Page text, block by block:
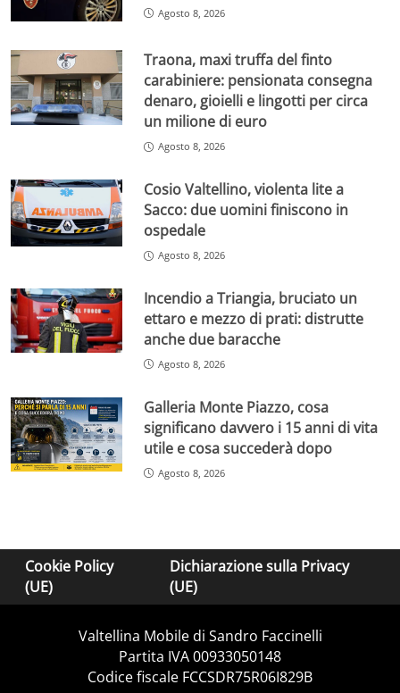
Agosto 8, 2026
Traona, maxi truffa del finto
carabiniere: pensionata consegna
denaro, gioielli e lingotti per circa
un milione di euro
Agosto 8, 2026
Cosio Valtellino, violenta lite a
Sacco: due uomini finiscono in
ospedale
Agosto 8, 2026
Incendio a Triangia, bruciato un
ettaro e mezzo di prati: distrutte
anche due baracche
Agosto 8, 2026
Galleria Monte Piazzo, cosa
significano davvero i 15 anni di vita
utile e cosa succederà dopo
Agosto 8, 2026
Cookie Policy
(UE)
Dichiarazione sulla Privacy
(UE)
Valtellina Mobile di Sandro Faccinelli
Partita IVA 00933050148
Codice fiscale FCCSDR75R06I829B